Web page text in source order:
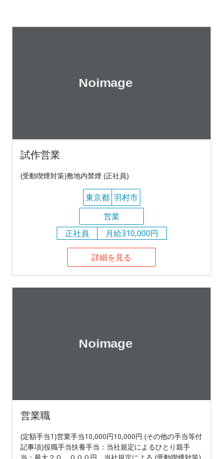
試作営業
(受動喫煙対策)敷地内禁煙 (正社員)
東京都 羽村市
営業
正社員
月給310,000円
詳細を見る
営業職
(定額手当1)営業手当10,000円10,000円 (その他の手当等付
記事項)役職手当扶養手当：当社規定によるひとり親手